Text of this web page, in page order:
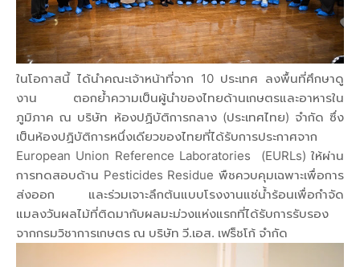
ในโอกาสนี้ ได้นำคณะเจ้าหน้าที่จาก 10 ประเทศ ลงพื้นที่ศึกษาดู
งาน ตอกย้ำความเป็นผู้นำของไทยด้านเกษตรและอาหารใน
ภูมิภาค ณ บริษัท ห้องปฏิบัติการกลาง (ประเทศไทย) จำกัด ซึ่ง
เป็นห้องปฏิบัติการหนึ่งเดียวของไทยที่ได้รับการประกาศจาก
European Union Reference Laboratories (EURLs) ให้ผ่าน
การทดสอบด้าน Pesticides Residue พืชควบคุมเฉพาะเพื่อการ
ส่งออก และร่วมเจาะลึกต้นแบบโรงงานแช่น้ำร้อนเพื่อกำจัด
แมลงวันผลไม้ที่ติดมากับผลมะม่วงแห่งแรกที่ได้รับการรับรอง
จากกรมวิชาการเกษตร ณ บริษัท วี.เอส. เฟร็ชโก้ จำกัด